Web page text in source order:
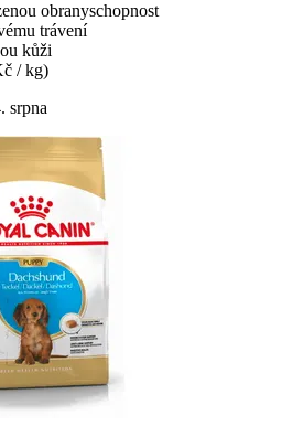
obranyschopnost
trávení
kůži
/ kg)
srpna